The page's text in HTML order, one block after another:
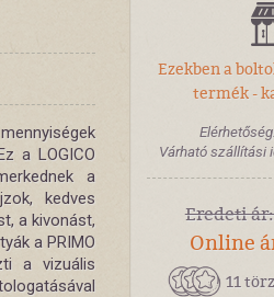
a LOGICO
a
kedves
a kivonást,
a PRIMO
a vizuális
Ezekben a
termék -
Várható szállítási
Eredeti
Online
11